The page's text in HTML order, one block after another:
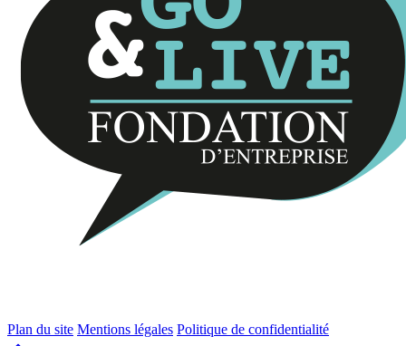
Plan du site Mentions légales Politique de confidentialité